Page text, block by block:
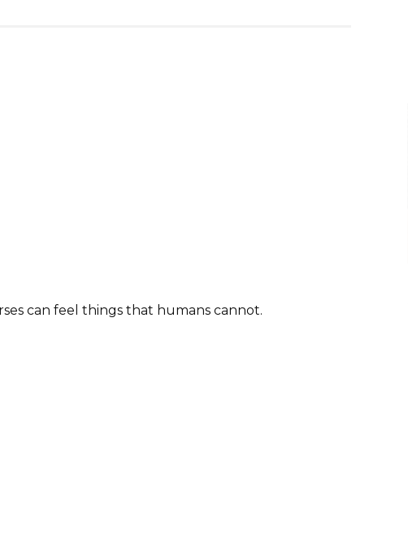
can feel things that humans cannot.